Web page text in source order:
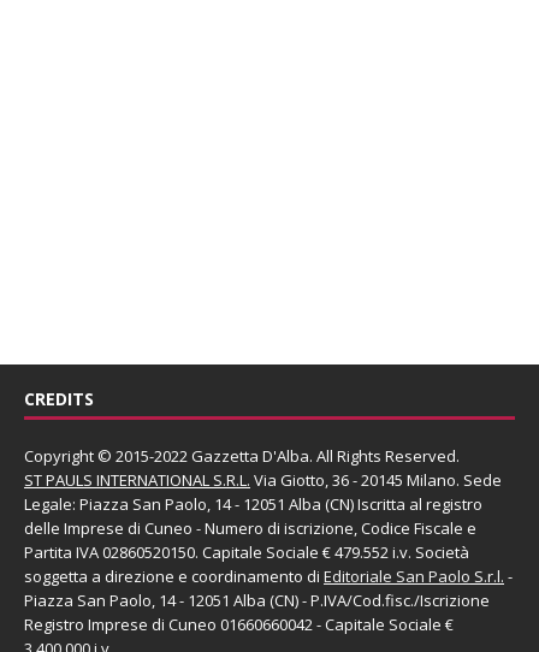
CREDITS
Copyright © 2015-2022 Gazzetta D'Alba. All Rights Reserved.
ST PAULS INTERNATIONAL S.R.L. Via Giotto, 36 - 20145 Milano. Sede
Legale: Piazza San Paolo, 14 - 12051 Alba (CN) Iscritta al registro
delle Imprese di Cuneo - Numero di iscrizione, Codice Fiscale e
Partita IVA 02860520150. Capitale Sociale € 479.552 i.v. Società
soggetta a direzione e coordinamento di Editoriale San Paolo S.r.l. -
Piazza San Paolo, 14 - 12051 Alba (CN) - P.IVA/Cod.fisc./Iscrizione
Registro Imprese di Cuneo 01660660042 - Capitale Sociale €